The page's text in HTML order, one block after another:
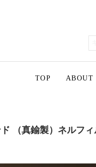
TOP ABOUT
（真鍮製）ネルフ